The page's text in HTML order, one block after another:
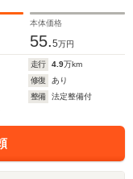
本体価格
55.5万円
走行 4.9万km
修復
あり
整備
法定整備付